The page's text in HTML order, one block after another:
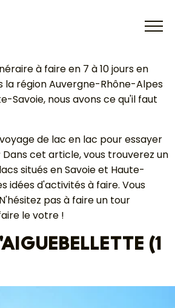
à faire en 7 à 10 jours en
la région Auvergne-Rhône-Alpes
Savoie, nous avons ce qu'il faut
de lac en lac pour essayer
cet article, vous trouverez un
situés en Savoie et Haute-
idées d'activités à faire. Vous
pas à faire un tour
le votre !
(1